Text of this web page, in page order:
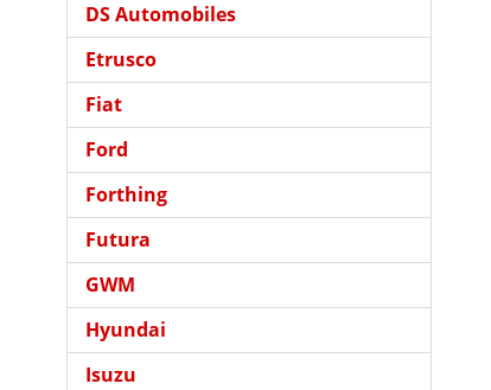
DS Automobiles
Etrusco
Fiat
Ford
Forthing
Futura
GWM
Hyundai
Isuzu